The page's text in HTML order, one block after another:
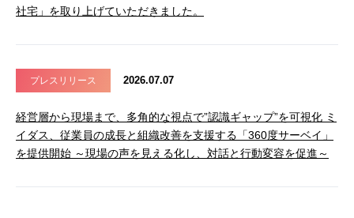
社宅」を取り上げていただきました。
プレスリリース 2026.07.07
経営層から現場まで、多角的な視点で”認識ギャップ”を可視化 ミ
イダス、従業員の成長と組織改善を支援する「360度サーベイ」
を提供開始 ～現場の声を見える化し、対話と行動変容を促進～